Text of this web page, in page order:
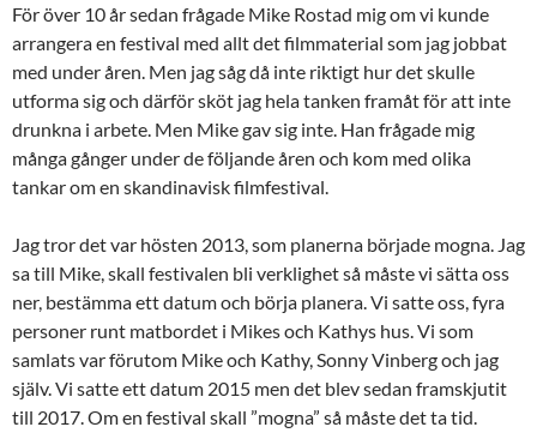
För över 10 år sedan frågade Mike Rostad mig om vi kunde
arrangera en festival med allt det filmmaterial som jag jobbat
med under åren. Men jag såg då inte riktigt hur det skulle
utforma sig och därför sköt jag hela tanken framåt för att inte
drunkna i arbete. Men Mike gav sig inte. Han frågade mig
många gånger under de följande åren och kom med olika
tankar om en skandinavisk filmfestival.
Jag tror det var hösten 2013, som planerna började mogna. Jag
sa till Mike, skall festivalen bli verklighet så måste vi sätta oss
ner, bestämma ett datum och börja planera. Vi satte oss, fyra
personer runt matbordet i Mikes och Kathys hus. Vi som
samlats var förutom Mike och Kathy, Sonny Vinberg och jag
själv. Vi satte ett datum 2015 men det blev sedan framskjutit
till 2017. Om en festival skall ”mogna” så måste det ta tid.